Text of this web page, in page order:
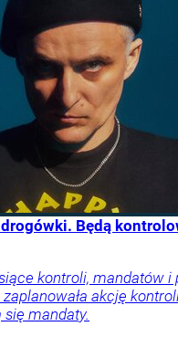
drogówki. Będą
kontroli, mandatów i
akcję
się mandaty.